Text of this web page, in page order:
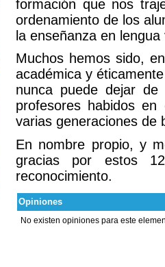
formación que nos
ordenamiento de los
la enseñanza en
Muchos hemos sido,
académica y
nunca puede dejar
profesores habidos
varias generaciones de
En nombre propio, y
gracias por estos
reconocimiento.
Opiniones
No existen opiniones para este